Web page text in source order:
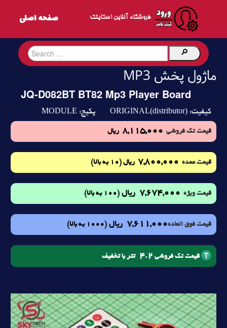
فروشگاه آنلاین اسکایتک
ماژول پخش MP3
JQ-D082BT BT82 Mp3 Player Board
کیفیت: ORIGINAL(distributor) پکیج: MODULE
قیمت تک فروشی 8,115,000 ریال
قیمت عمده 7,800,000 ریال (10 به بالا)
قیمت ویژه 7,674,000 ریال (100 به بالا)
قیمت فوق العاده7,611,000 ریال (1000 به بالا)
قیمت تک فروشی 4.2 تتر با تخفیف